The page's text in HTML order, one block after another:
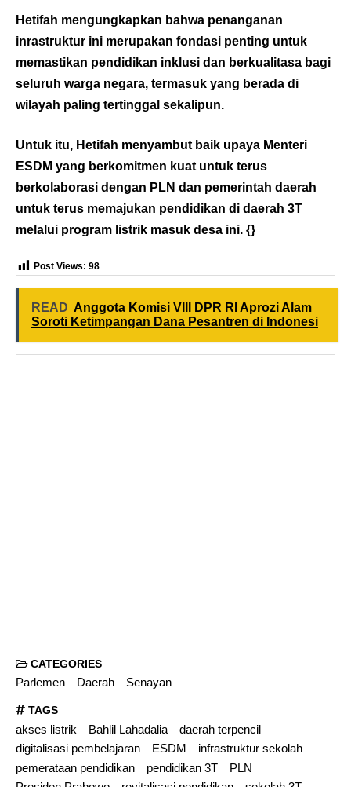
Hetifah mengungkapkan bahwa penanganan
inrastruktur ini merupakan fondasi penting untuk
memastikan pendidikan inklusi dan berkualitasa bagi
seluruh warga negara, termasuk yang berada di
wilayah paling tertinggal sekalipun.
Untuk itu, Hetifah menyambut baik upaya Menteri
ESDM yang berkomitmen kuat untuk terus
berkolaborasi dengan PLN dan pemerintah daerah
untuk terus memajukan pendidikan di daerah 3T
melalui program listrik masuk desa ini. {}
Post Views: 98
READ Anggota Komisi VIII DPR RI Aprozi Alam
Soroti Ketimpangan Dana Pesantren di Indonesi
CATEGORIES
Parlemen Daerah Senayan
TAGS
akses listrik Bahlil Lahadalia
daerah terpencil
digitalisasi pembelajaran
ESDM
infrastruktur sekolah
pemerataan pendidikan
pendidikan 3T
PLN